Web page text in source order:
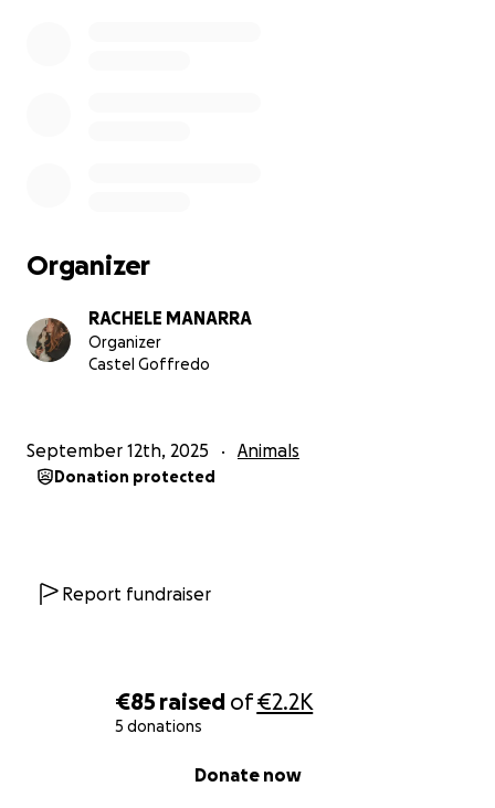
€85 raised of€2.2K
5 donations
Donate now
Con tanta umiltà, abbiamo deciso di chiedere un
piccolo aiuto a chiunque voglia sostenere
il nostro cucciolo.
Anche una piccola donazione o una condivisione può
fare la differenza.
Con il cuore Rachele, Fabio, Sally e Artù.
Organizer
RACHELE MANARRA
Organizer
Castel Goffredo
September 12th, 2025 Animals
Donation protected
Report fundraiser